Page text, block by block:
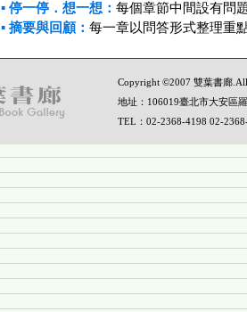
▪ 停一停．想一想：每個章節中間設有問
▪ 摘要與回顧：每一章以問答形式整理重
Copyright ©2007 雙葉書廊.All
地址：106019臺北市大安區
TEL：02-2368-4198 02-